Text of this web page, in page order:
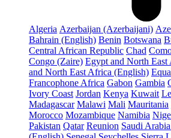
Algeria Azerbaijan (Azerbaijani)
Bahrain (English) Benin Botswana
Central African Republic Chad
Congo (Zaire) Egypt and North
and North East Africa (English)
Francophone Africa Gabon Gambia
Ivory Coast Jordan Kenya Kuwait
Madagascar Malawi Mali Mauritania
Morocco Mozambique Namibia
Pakistan Qatar Reunion Saudi